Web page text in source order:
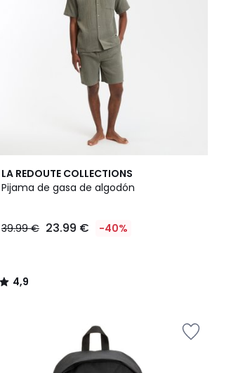
LA REDOUTE COLLECTIONS
Pijama de gasa de algodón
39.99 € 23.99 € -40%
4,9
/ 5
4,9
/